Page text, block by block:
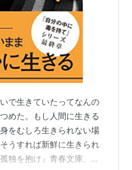
文社, 2002.10. -- (知恵
近代 10). -- 小学館,
リーブック)
で生きていたってなんの
めた。もし人間に生きる
をむしろ生きられない場
うすれば新鮮に生きられ
独を抱け』青春文庫、